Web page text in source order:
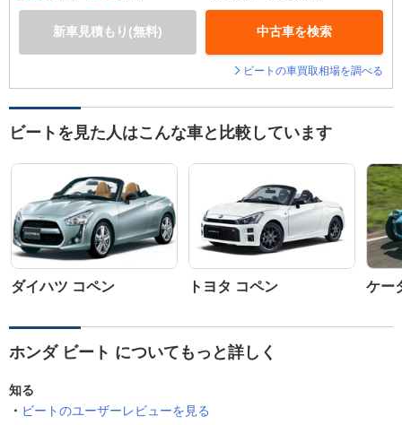
新車見積もり(無料) 中古車を検索
ビートの車買取相場を調べる
ビートを見た人はこんな車と比較しています
ダイハツ コペン トヨタ コペン ケー
ホンダ ビート についてもっと詳しく
知る
ビートのユーザーレビューを見る